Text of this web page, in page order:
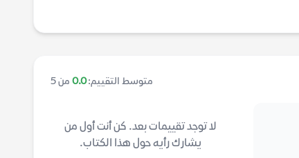
متوسط التقييم:0.0 من 5
لا توجد تقييمات بعد. كن أنت أول من
يشارك رأيه حول هذا الكتاب.